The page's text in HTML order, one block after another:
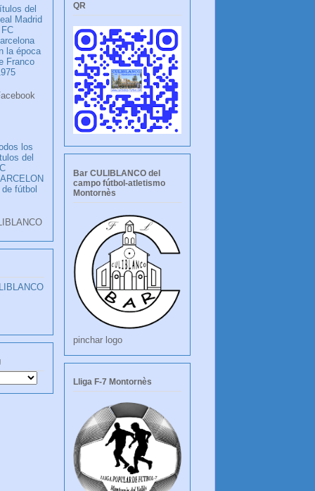
del
Madrid
la época
Franco
los
del
de fútbol
QR
Bar CULIBLANCO del
campo fútbol-atletismo
Montornès
pinchar logo
Lliga F-7 Montornès